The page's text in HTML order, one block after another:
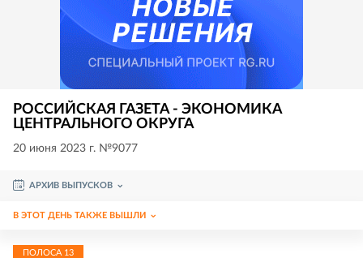
РОССИЙСКАЯ ГАЗЕТА - ЭКОНОМИКА
ЦЕНТРАЛЬНОГО ОКРУГА
20 июня 2023 г. №9077
АРХИВ ВЫПУСКОВ
В ЭТОТ ДЕНЬ ТАКЖЕ ВЫШЛИ
ПОЛОСА 13